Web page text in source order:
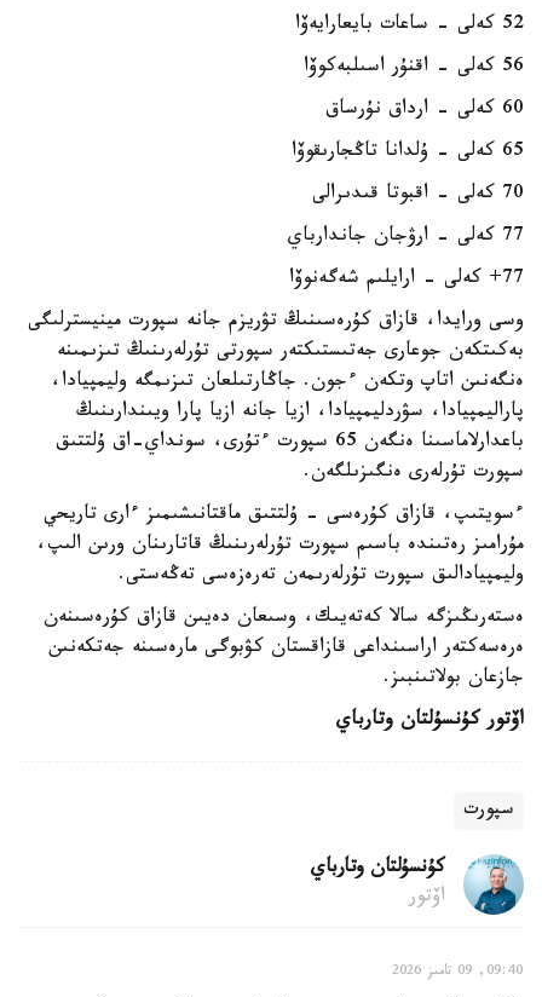
52 كەلى - ساعات بايعارايەۆا
56 كەلى - اقنۇر اسىلبەكوۆا
60 كەلى - ارداق نۇرساق
65 كەلى - ۇلدانا تاڭجارىقوۆا
70 كەلى - اقبوتا قىدىرالى
77 كەلى - ارۋجان جاندارباي
77+ كەلى - ارايلىم شەگەنوۆا
وسى ورايدا، قازاق كۇرەسىنىڭ تۋريزم جانە سپورت مينيسترلىگى
بەكىتكەن جوعارى جەتىستىكتەر سپورتى تۇرلەرىنىڭ تىزىمىنە
ەنگەنىن اتاپ وتكەن ءجون. جاڭارتىلعان تىزىمگە وليمپيادا،
پاراليمپيادا، سۋردليمپيادا، ازيا جانە ازيا پارا ويىندارىنىڭ
باعدارلاماسىنا ەنگەن 65 سپورت ءتۇرى، سونداي-اق ۇلتتىق
سپورت تۇرلەرى ەنگىزىلگەن.
ءسويتىپ، قازاق كۇرەسى - ۇلتتىق ماقتانىشىمىز ءارى تاريحي
مۇرامىز رەتىندە باسىم سپورت تۇرلەرىنىڭ قاتارىنان ورىن الىپ،
وليمپيادالىق سپورت تۇرلەرىمەن تەرەزەسى تەڭەستى.
ەستەرىڭىزگە سالا كەتەيىك، وسىعان دەيىن قازاق كۇرەسىنەن
ەرەسەكتەر اراسىنداعى قازاقستان كۋبوگى مارەسىنە جەتكەنىن
جازعان بولاتىنبىز.
اۆتور كۇنسۇلتان وتارباي
سپورت
كۇنسۇلتان وتارباي
اۆتور
09:40, 09 تامىز 2026